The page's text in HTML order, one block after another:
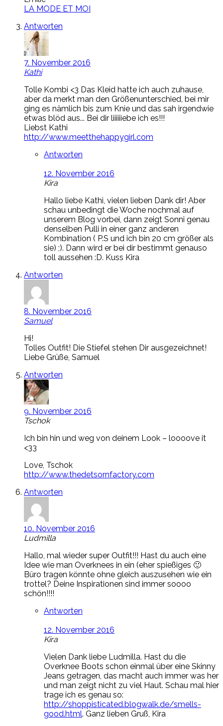
LA MODE ET MOI
Antworten
7. November 2016
Kathi
Tolle Kombi <3 Das Kleid hatte ich auch zuhause,
aber da merkt man den Größenunterschied, bei mir
ging es nämlich bis zum Knie und das sah irgendwie
etwas blöd aus... Bei dir liiiiiiebe ich es!!!
Liebst Kathi
http://www.meetthehappygirl.com
Antworten
12. November 2016
Kira
Hallo liebe Kathi, vielen lieben Dank dir! Aber
schau unbedingt die Woche nochmal auf
unserem Blog vorbei, dann zeigt Sonni genau
denselben Pulli in einer ganz anderen
Kombination ( P.S und ich bin 20 cm größer als
sie) ;). Dann wird er bei dir bestimmt genauso
toll aussehen :D. Kuss Kira
Antworten
8. November 2016
Samuel
Hi!
Tolles Outfit! Die Stiefel stehen Dir ausgezeichnet!
Liebe Grüße, Samuel
Antworten
9. November 2016
Tschok
Ich bin hin und weg von deinem Look – loooove it
<33
Love, Tschok
http://www.thedetsornfactory.com
Antworten
10. November 2016
Ludmilla
Hallo, mal wieder super Outfit!!! Hast du auch eine
Idee wie man Overknees in ein (eher spießiges 🙂
Büro tragen könnte ohne gleich auszusehen wie ein
trottel? Deine Inspirationen sind immer soooo
schön!!!!
Antworten
12. November 2016
Kira
Vielen Dank liebe Ludmilla. Hast du die
Overknee Boots schon einmal über eine Skinny
Jeans getragen, das macht auch immer was her
und man zeigt nicht zu viel Haut. Schau mal hier
trage ich es genau so:
http://shoppisticated.blogwalk.de/smells-
good.html. Ganz lieben Gruß, Kira